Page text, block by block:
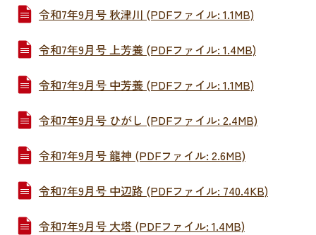
令和7年9月号 秋津川 (PDFファイル: 1.1MB)
令和7年9月号 上芳養 (PDFファイル: 1.4MB)
令和7年9月号 中芳養 (PDFファイル: 1.1MB)
令和7年9月号 ひがし (PDFファイル: 2.4MB)
令和7年9月号 龍神 (PDFファイル: 2.6MB)
令和7年9月号 中辺路 (PDFファイル: 740.4KB)
令和7年9月号 大塔 (PDFファイル: 1.4MB)